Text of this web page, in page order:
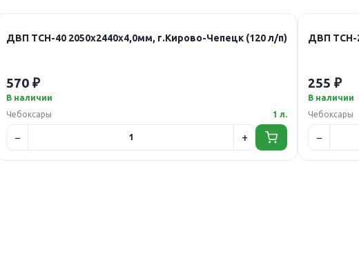
ДВП ТСН-40 2050х2440х4,0мм, г.Кирово-Чепецк (120 л/п)
570 ₽
В наличии
Чебоксары
1 л.
ДВП ТСН-
255 ₽
В наличии
Чебоксары